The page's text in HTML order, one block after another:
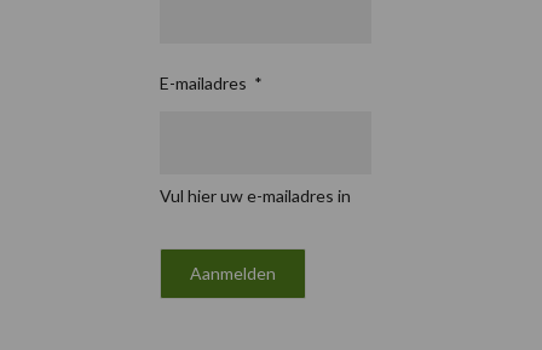
E-mailadres *
Vul hier uw e-mailadres in